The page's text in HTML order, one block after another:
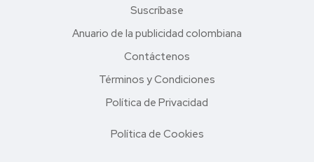
Suscríbase
Anuario de la publicidad colombiana
Contáctenos
Términos y Condiciones
Política de Privacidad
Política de Cookies